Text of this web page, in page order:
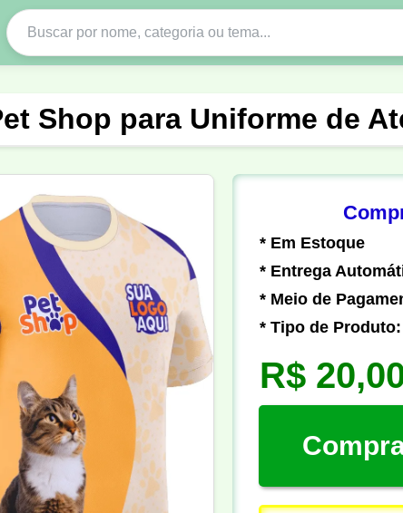
Agro Católica
Pedagogia Biologia Geografia
Shop para Uniforme de
* Em Estoque
* Entrega
* Meio de
* Tipo de Produto:
R$